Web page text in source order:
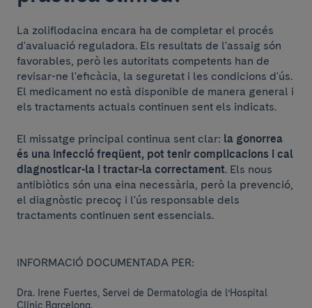
La zoliflodacina encara ha de completar el procés
d'avaluació reguladora. Els resultats de l'assaig són
favorables, però les autoritats competents han de
revisar-ne l'eficàcia, la seguretat i les condicions d'ús.
El medicament no està disponible de manera general i
els tractaments actuals continuen sent els indicats.
El missatge principal continua sent clar: la gonorrea
és una infecció freqüent, pot tenir complicacions i cal
diagnosticar-la i tractar-la correctament. Els nous
antibiòtics són una eina necessària, però la prevenció,
el diagnòstic precoç i l'ús responsable dels
tractaments continuen sent essencials.
INFORMACIÓ DOCUMENTADA PER:
Dra. Irene Fuertes, Servei de Dermatologia de l’Hospital
Clínic Barcelona.